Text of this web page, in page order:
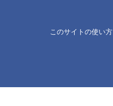
このサイトの使い方